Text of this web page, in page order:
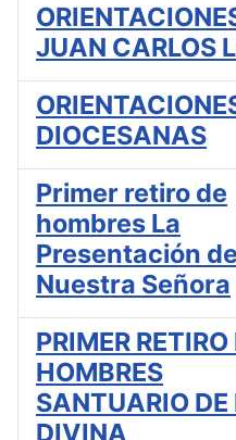
JUAN CARLOS
DIOCESANAS
Primer retiro de
hombres La
Presentación de
Nuestra Señora
PRIMER RETIRO
HOMBRES
SANTUARIO DE
DIVINA